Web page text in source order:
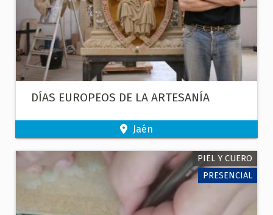
DÍAS EUROPEOS DE LA ARTESANÍA
Jaén
PIEL Y CUERO
PRESENCIAL